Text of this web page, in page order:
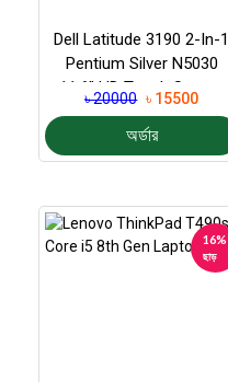
Dell Latitude 3190 2-In-1
Pentium Silver N5030
11.6" HD Touch Screen
Laptop
৳ 20000 ৳ 15500
অর্ডার
16%
ছাড়